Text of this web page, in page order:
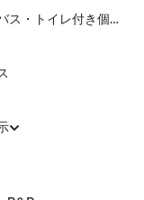
泊まれるバス・トイレ付き個室